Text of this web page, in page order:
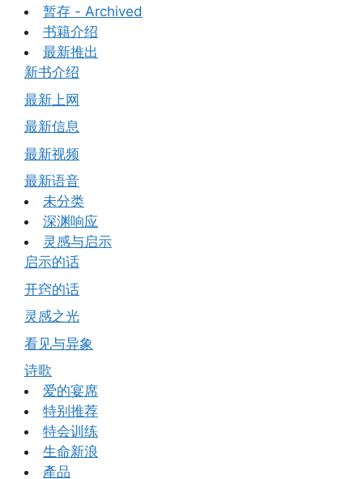
暂存 - Archived
书籍介绍
最新推出
新书介绍
最新上网
最新信息
最新视频
最新语音
未分类
深渊响应
灵感与启示
启示的话
开窍的话
灵感之光
看见与异象
诗歌
爱的宴席
特别推荐
特会训练
生命新浪
產品